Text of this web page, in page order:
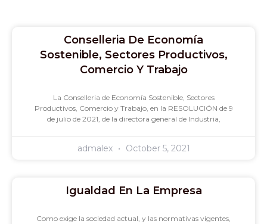
Conselleria De Economía
Sostenible, Sectores Productivos,
Comercio Y Trabajo
La Conselleria de Economía Sostenible, Sectores
Productivos, Comercio y Trabajo, en la RESOLUCIÓN de 9
de julio de 2021, de la directora general de Industria,
admalex October 5, 2021
Igualdad En La Empresa
Como exige la sociedad actual, y las normativas vigentes,